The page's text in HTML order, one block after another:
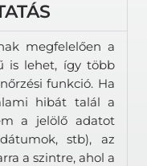
megfelelően a
is lehet, így több
funkció. Ha
hibát talál a
a jelölő adatot
stb), az
a szintre, ahol a